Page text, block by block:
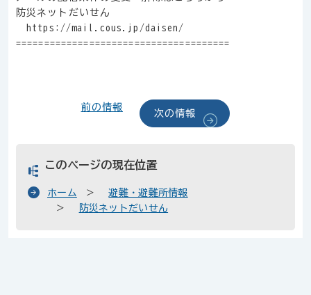
防災ネットだいせん
https://mail.cous.jp/daisen/
======================================
前の情報
次の情報
このページの現在位置
ホーム
避難・避難所情報
防災ネットだいせん